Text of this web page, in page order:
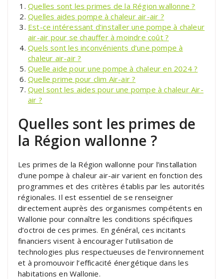
Quelles sont les primes de la Région wallonne ?
Quelles aides pompe à chaleur air-air ?
Est-ce intéressant d’installer une pompe à chaleur
air-air pour se chauffer à moindre coût ?
Quels sont les inconvénients d’une pompe à
chaleur air-air ?
Quelle aide pour une pompe à chaleur en 2024 ?
Quelle prime pour clim Air-air ?
Quel sont les aides pour une pompe à chaleur Air-
air ?
Quelles sont les primes de
la Région wallonne ?
Les primes de la Région wallonne pour l’installation
d’une pompe à chaleur air-air varient en fonction des
programmes et des critères établis par les autorités
régionales. Il est essentiel de se renseigner
directement auprès des organismes compétents en
Wallonie pour connaître les conditions spécifiques
d’octroi de ces primes. En général, ces incitants
financiers visent à encourager l’utilisation de
technologies plus respectueuses de l’environnement
et à promouvoir l’efficacité énergétique dans les
habitations en Wallonie.